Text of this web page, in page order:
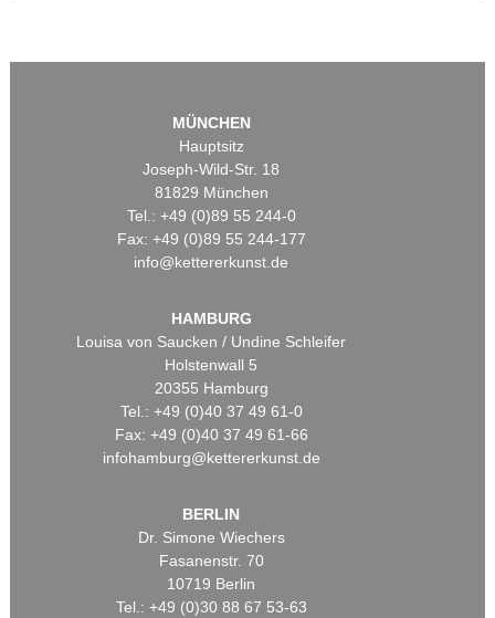
MÜNCHEN
Hauptsitz
Joseph-Wild-Str. 18
81829 München
Tel.: +49 (0)89 55 244-0
Fax: +49 (0)89 55 244-177
info@kettererkunst.de
HAMBURG
Louisa von Saucken / Undine Schleifer
Holstenwall 5
20355 Hamburg
Tel.: +49 (0)40 37 49 61-0
Fax: +49 (0)40 37 49 61-66
infohamburg@kettererkunst.de
BERLIN
Dr. Simone Wiechers
Fasanenstr. 70
10719 Berlin
Tel.: +49 (0)30 88 67 53-63